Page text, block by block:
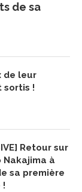
de sa
de leur
sortis !
Retour sur
Nakajima à
sa première
!